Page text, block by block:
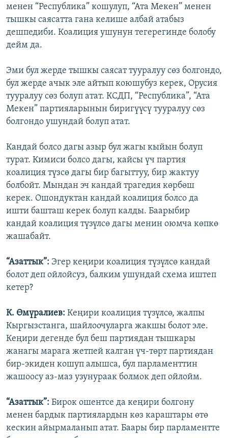
менен “Республика” кошулуп, “Ата Мекен” менен
тышкы саясатта гана келише албай атабыз
дешпедиби. Коалиция ушунун тегерегинде болобу
дейм да.
Эми бул жерде тышкы саясат тууралуу сөз болгондо,
бул жерде ачык эле айтып коюшубуз керек, Орусия
тууралуу сөз болуп атат. КСДП, “Республика”, “Ата
Мекен” партияларынын биригүүсү тууралуу сөз
болгондо ушундай болуп атат.
Кандай болсо дагы азыр бул жагы кыйын болуп
турат. Кимиси болсо дагы, кайсы үч партия
коалиция түзсө дагы бир багыттуу, бир жактуу
болбойт. Мындан эч кандай трагедия көрбөш
керек. Ошондуктан кандай коалиция болсо да
ишти башташ керек болуп калды. Баарыбир
кандай коалиция түзүлсө дагы менин оюмча көпкө
жашабайт.
“Азаттык”: Эгер кеңири коалиция түзүлсө кандай
болот деп ойлойсуз, балким ушундай схема иштеп
кетер?
К. Өмүралиев: Кеңири коалиция түзүлсө, жалпы
Кыргызстанга, шайлоочуларга жакшы болот эле.
Кеңири дегенде бул беш партиядан тышкары
жанагы марага жетпей калган үч-төрт партиядан
бир-экиден кошуп алышса, бул парламенттин
жашоосу аз-маз узунураак болмок деп ойлойм.
“Азаттык”: Бирок ошентсе да кеңири болгону
менен бардык партиялардын көз караштары өтө
кескин айырмаланып атат. Баары бир парламентте